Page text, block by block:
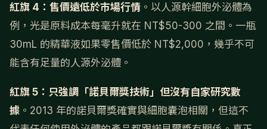
紅旗 4：售價遠低於市場行情 。以人源幹細胞外泌體為
例，光是原料成本每毫升就在 NT$50-300 之間。一瓶
30mL 的精華液如果零售價低於 NT$2,000，幾乎不可
能含有足量的人源外泌體。
紅旗 5：只強調「諾貝爾獎技術」但沒有自家研究數
據 。2013 年的諾貝爾獎確實與細胞囊泡相關，但這不